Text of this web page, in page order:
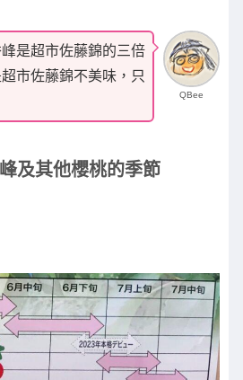
QBee
是超市佐藤錦的三倍
市佐藤錦不美味，只
及其他櫻桃的季節